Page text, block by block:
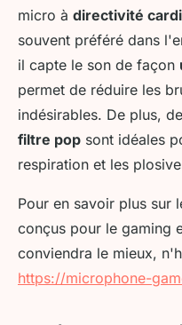
micro à directivité
souvent préféré dans
il capte le son de façon
permet de réduire les
indésirables. De plus,
filtre pop sont idéales
respiration et les
Pour en savoir plus sur
conçus pour le gaming
conviendra le mieux,
https://microphone-